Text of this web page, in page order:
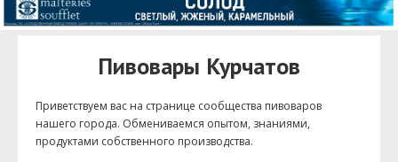
Пивовары Курчатов
Приветствуем ваc на странице сообщества пивоваров
нашего города. Обмениваемся опытом, знаниями,
продуктами собственного производства.